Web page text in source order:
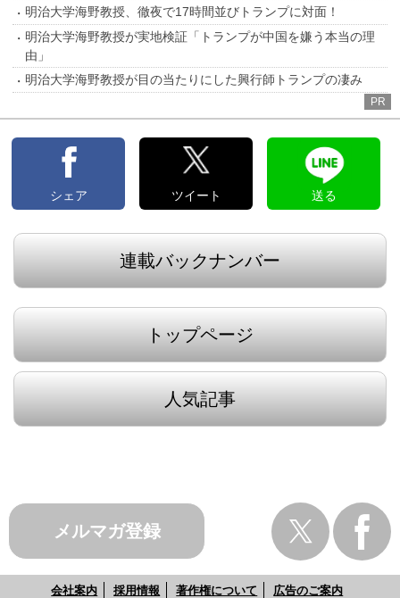
明治大学海野教授、徹夜で17時間並びトランプに対面！
明治大学海野教授が実地検証「トランプが中国を嫌う本当の理
由」
明治大学海野教授が目の当たりにした興行師トランプの凄み
PR
シェア ツイート 送る
連載バックナンバー
トップページ
人気記事
メルマガ登録
会社案内 採用情報 著作権について 広告のご案内